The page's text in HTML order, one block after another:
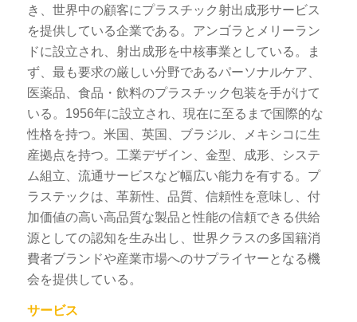
き、世界中の顧客にプラスチック射出成形サービス
を提供している企業である。アンゴラとメリーラン
ドに設立され、射出成形を中核事業としている。ま
ず、最も要求の厳しい分野であるパーソナルケア、
医薬品、食品・飲料のプラスチック包装を手がけて
いる。1956年に設立され、現在に至るまで国際的な
性格を持つ。米国、英国、ブラジル、メキシコに生
産拠点を持つ。工業デザイン、金型、成形、システ
ム組立、流通サービスなど幅広い能力を有する。プ
ラステックは、革新性、品質、信頼性を意味し、付
加価値の高い高品質な製品と性能の信頼できる供給
源としての認知を生み出し、世界クラスの多国籍消
費者ブランドや産業市場へのサプライヤーとなる機
会を提供している。
サービス